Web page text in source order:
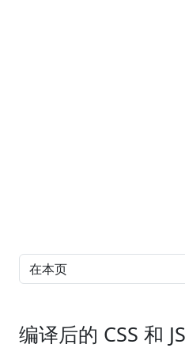
在本页
编译后的 CSS 和 JS